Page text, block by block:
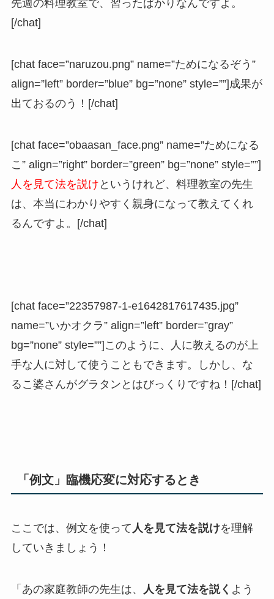
先週の料理教室で、習ったばかりなんですよ。
[/chat]
[chat face=”naruzou.png” name=”ためになるぞう”
align=”left” border=”blue” bg=”none” style=””]成果が
出ておるのう！[/chat]
[chat face=”obaasan_face.png” name=”ためになる
こ” align=”right” border=”green” bg=”none” style=””]
人を見て法を説け というけれど、料理教室の先生
は、本当にわかりやすく親身になって教えてくれ
るんですよ。[/chat]
[chat face=”22357987-1-e1642817617435.jpg”
name=”いかオクラ” align=”left” border=”gray”
bg=”none” style=””]このように、
人に教えるのが上
手な人に対して使うこともできます。
しかし、な
るこ婆さんがグラタンとはびっくりですね！[/chat]
「例文」臨機応変に対応するとき
ここでは、例文を使って 人を見て法を説けを理解
していきましょう！
「あの家庭教師の先生は、 人を見て法を説く よう